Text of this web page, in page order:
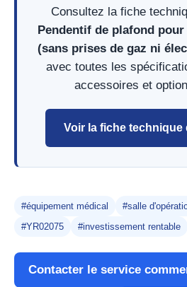
Consultez la fiche
Pendentif de plafond
(sans prises de gaz ni
avec toutes les
accessoires et
Voir la fiche
#équipement médical #salle
#YR02075
#investissement rentable
Contacter le service